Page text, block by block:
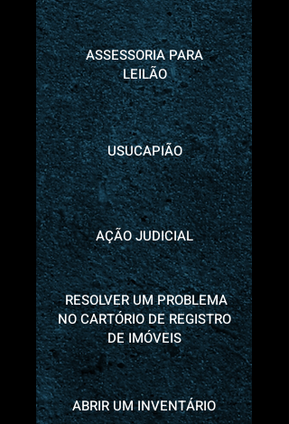
ASSESSORIA PARA
LEILÃO
AÇÃO JUDICIAL
RESOLVER UM PROBLEMA
NO CARTÓRIO DE REGISTRO
DE IMÓVEIS
USUCAPIÃO
ABRIR UM INVENTÁRIO